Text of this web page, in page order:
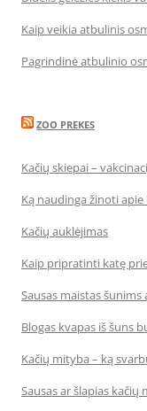
Kaip veikia atbulinis
Pagrindinė atbulinio
ZOO PREKES
Kačių skiepai –
Ką naudinga žinoti apie
Kačių auklėjimas
Kaip pripratinti katę
Sausas maistas
Blogas kvapas iš šuns
Kačių mityba – ką
Sausas ar šlapias